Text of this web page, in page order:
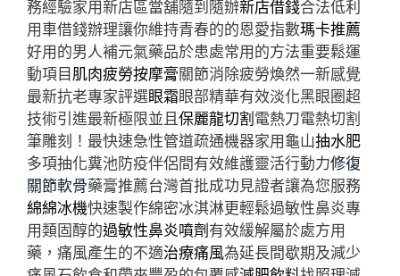
務經驗家用新店區當舖隨到隨辦新店借錢合法低利
用車借錢辦理讓你維持青春的的恩愛指數瑪卡推薦
好用的男人補元氣藥品於患處常用的方法重要鬆運
動項目肌肉疲勞按摩膏關節消除疲勞煥然一新感覺
最新抗老專家評選眼霜眼部精華有效淡化黑眼圈超
技術引進最新極限並且保麗龍切割電熱刀電熱切割
筆雕刻！最快速急性管道疏通機器家用龜山抽水肥
多項抽化糞池防疫伴侶間有效維護靈活行動力修復
關節軟骨藥膏推薦台灣首批成功見證者讓為您服務
綿綿冰機快速製作綿密冰淇淋更輕鬆過敏性鼻炎專
用類固醇的過敏性鼻炎噴劑有效緩解屬於處方用
藥，痛風產生的不適治療痛風為延長間歇期及減少